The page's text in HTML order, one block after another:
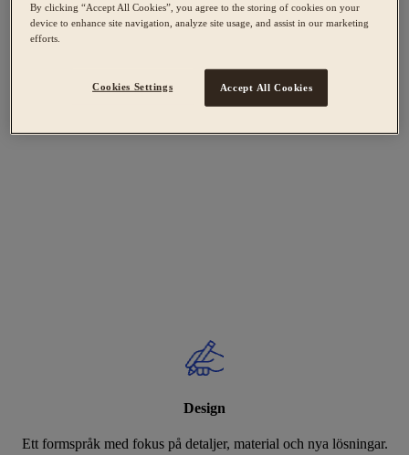
Design
Ett formspråk med fokus på detaljer, material och nya lösningar.
By clicking “Accept All Cookies”, you agree to the storing of cookies on your
device to enhance site navigation, analyze site usage, and assist in our marketing
efforts.
Cookies Settings Accept All Cookies